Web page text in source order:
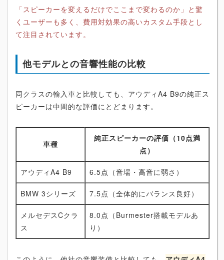
「スピーカーを変えるだけでここまで変わるのか」と驚
くユーザーも多く、費用対効果の高いカスタム手段とし
て注目されています。
他モデルとの音響性能の比較
同クラスの輸入車と比較しても、アウディA4 B9の純正ス
ピーカーは中間的な評価にとどまります。
車種
純正スピーカーの評価（10点満
点）
アウディA4 B9 6.5点（音場・高音に弱さ）
BMW 3シリーズ 7.5点（全体的にバランス良好）
メルセデスCクラ
ス
8.0点（Burmester搭載モデルあ
り）